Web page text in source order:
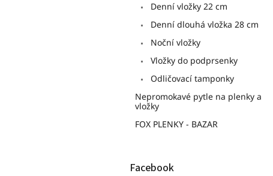
Denní vložky 22 cm
Denní dlouhá vložka 28 cm
Noční vložky
Vložky do podprsenky
Odličovací tamponky
Nepromokavé pytle na plenky a
vložky
FOX PLENKY - BAZAR
Facebook